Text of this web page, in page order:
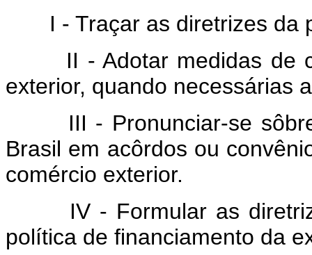
I - Traçar as diretrizes da
II - Adotar medidas de
exterior, quando necessárias
III - Pronunciar-se sôbre
Brasil em acôrdos ou
comércio exterior.
IV - Formular as
política de financiamento da